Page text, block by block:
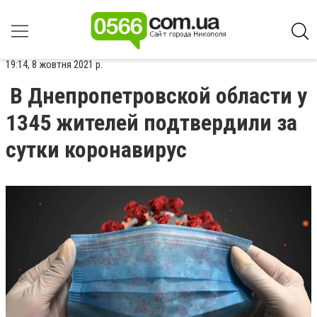
19:14, 8 жовтня 2021 р.
В Днепропетровской области у
1345 жителей подтвердили за
сутки коронавирус